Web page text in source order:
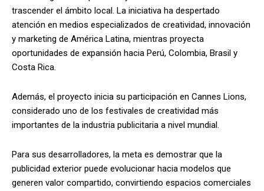
trascender el ámbito local. La iniciativa ha despertado
atención en medios especializados de creatividad, innovación
y marketing de América Latina, mientras proyecta
oportunidades de expansión hacia Perú, Colombia, Brasil y
Costa Rica.
Además, el proyecto inicia su participación en Cannes Lions,
considerado uno de los festivales de creatividad más
importantes de la industria publicitaria a nivel mundial.
Para sus desarrolladores, la meta es demostrar que la
publicidad exterior puede evolucionar hacia modelos que
generen valor compartido, convirtiendo espacios comerciales